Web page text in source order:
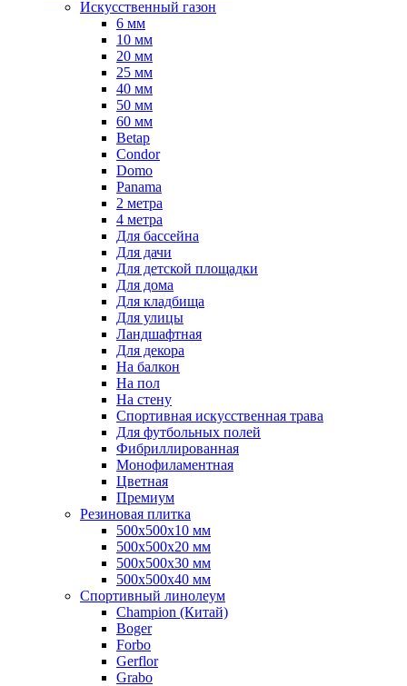
Искусственный газон
6 мм
10 мм
20 мм
25 мм
40 мм
50 мм
60 мм
Betap
Condor
Domo
Panama
2 метра
4 метра
Для бассейна
Для дачи
Для детской площадки
Для дома
Для кладбища
Для улицы
Ландшафтная
Для декора
На балкон
На пол
На стену
Спортивная искусственная трава
Для футбольных полей
Фибриллированная
Монофиламентная
Цветная
Премиум
Резиновая плитка
500х500х10 мм
500х500х20 мм
500х500х30 мм
500х500х40 мм
Спортивный линолеум
Champion (Китай)
Boger
Forbo
Gerflor
Grabo